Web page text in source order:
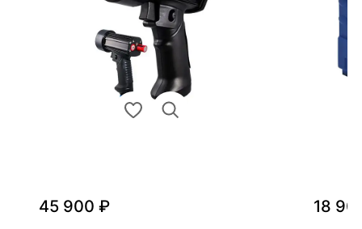
45 900 ₽ 18